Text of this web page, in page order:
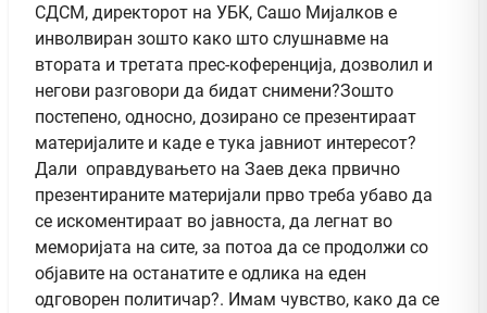
СДСМ, директорот на УБК, Сашо Мијалков е
инволвиран зошто како што слушнавме на
втората и третата прес-коференција, дозволил и
негови разговори да бидат снимени?Зошто
постепено, односно, дозирано се презентираат
материјалите и каде е тука јавниот интересот?
Дали оправдувањето на Заев дека првично
презентираните материјали прво треба убаво да
се искоментираат во јавноста, да легнат во
меморијата на сите, за потоа да се продолжи со
објавите на останатите е одлика на еден
одговорен политичар?. Имам чувство, како да се